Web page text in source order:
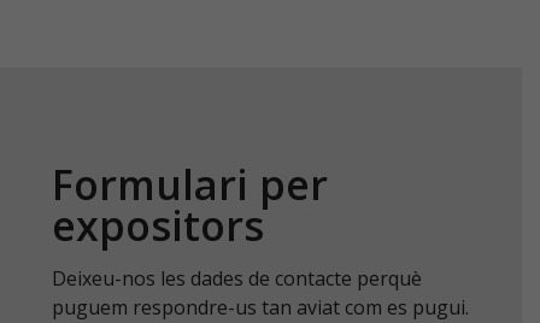
Formulari per
expositors
Deixeu-nos les dades de contacte perquè
puguem respondre-us tan aviat com es pugui.